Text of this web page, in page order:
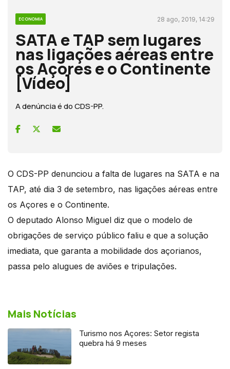
ECONOMIA 28 ago, 2019, 14:29
SATA e TAP sem lugares
nas ligações aéreas entre
os Açores e o Continente
[Vídeo]
A denúncia é do CDS-PP.
O CDS-PP denunciou a falta de lugares na SATA e na
TAP, até dia 3 de setembro, nas ligações aéreas entre
os Açores e o Continente.
O deputado Alonso Miguel diz que o modelo de
obrigações de serviço público faliu e que a solução
imediata, que garanta a mobilidade dos açorianos,
passa pelo alugues de aviões e tripulações.
Mais Notícias
Turismo nos Açores: Setor regista
quebra há 9 meses